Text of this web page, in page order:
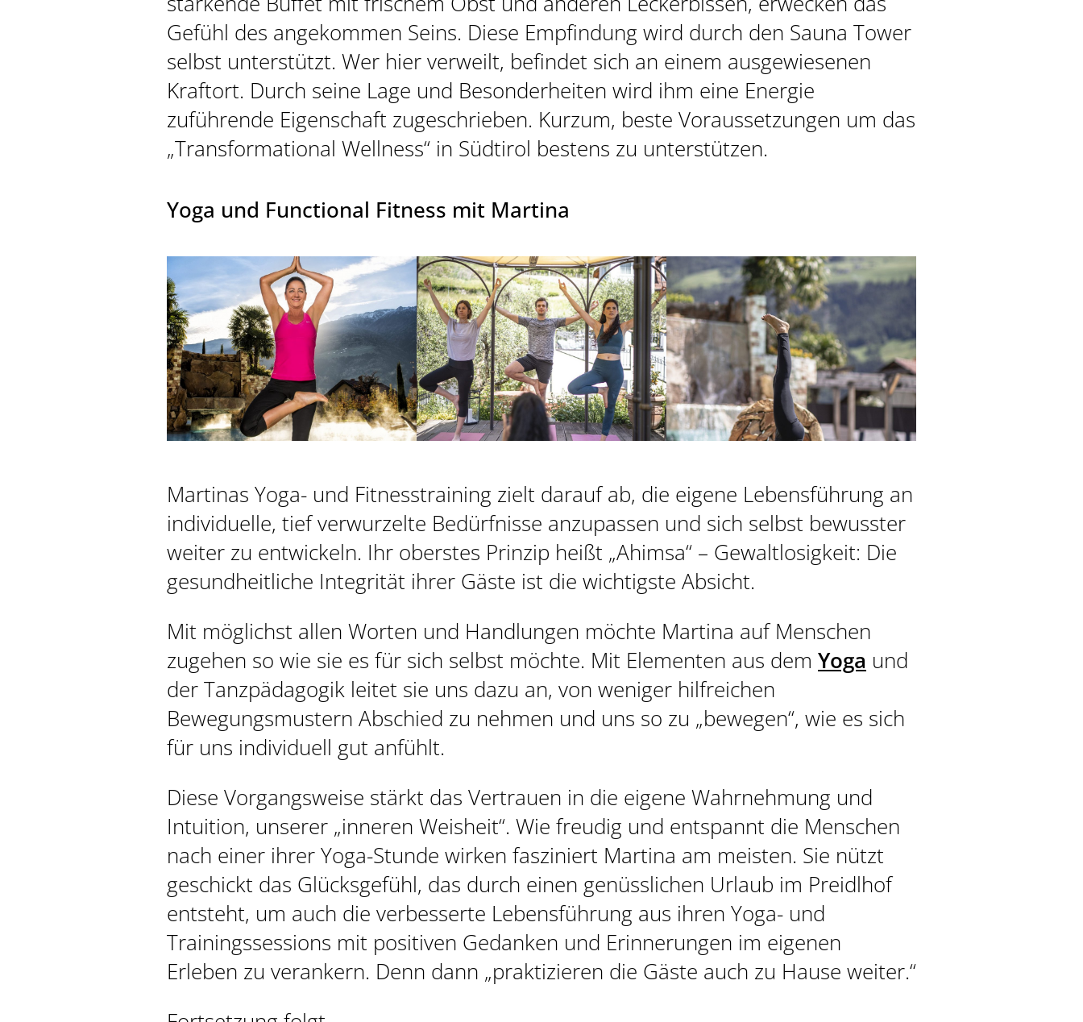
Gefühl des angekommen Seins. Diese Empfindung wird durch den Sauna Tower
selbst unterstützt. Wer hier verweilt, befindet sich an einem ausgewiesenen
Kraftort. Durch seine Lage und Besonderheiten wird ihm eine Energie
zuführende Eigenschaft zugeschrieben. Kurzum, beste Voraussetzungen um das
„Transformational Wellness“ in Südtirol bestens zu unterstützen.
Yoga und Functional Fitness mit Martina
Martinas Yoga- und Fitnesstraining zielt darauf ab, die eigene Lebensführung an
individuelle, tief verwurzelte Bedürfnisse anzupassen und sich selbst bewusster
weiter zu entwickeln. Ihr oberstes Prinzip heißt „Ahimsa“ – Gewaltlosigkeit: Die
gesundheitliche Integrität ihrer Gäste ist die wichtigste Absicht.
Mit möglichst allen Worten und Handlungen möchte Martina auf Menschen
zugehen so wie sie es für sich selbst möchte. Mit Elementen aus dem Yoga und
der Tanzpädagogik leitet sie uns dazu an, von weniger hilfreichen
Bewegungsmustern Abschied zu nehmen und uns so zu „bewegen“, wie es sich
für uns individuell gut anfühlt.
Diese Vorgangsweise stärkt das Vertrauen in die eigene Wahrnehmung und
Intuition, unserer „inneren Weisheit“. Wie freudig und entspannt die Menschen
nach einer ihrer Yoga-Stunde wirken fasziniert Martina am meisten. Sie nützt
geschickt das Glücksgefühl, das durch einen genüsslichen Urlaub im Preidlhof
entsteht, um auch die verbesserte Lebensführung aus ihren Yoga- und
Trainingssessions mit positiven Gedanken und Erinnerungen im eigenen
Erleben zu verankern. Denn dann „praktizieren die Gäste auch zu Hause weiter.“